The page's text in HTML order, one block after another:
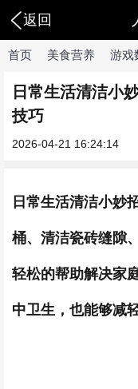
返回
首页 美食营养 游戏
日常生活清洁小
技巧
2026-04-21 16:24:14
日常生活清洁小妙
桶、清洁瓷砖缝隙
轻松的帮助解决家
中卫生，也能够减